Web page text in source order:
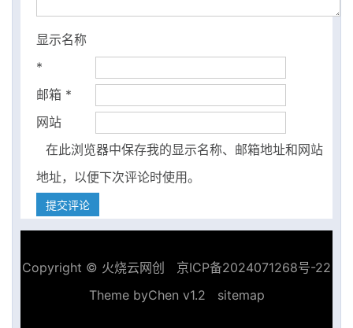
显示名称
*
邮箱 *
网站
在此浏览器中保存我的显示名称、邮箱地址和网站
地址，以便下次评论时使用。
Copyright © 火烧云网创
京ICP备2024071268号-22
Theme byChen v1.2 sitemap